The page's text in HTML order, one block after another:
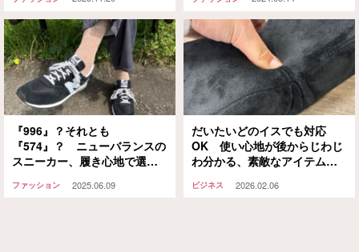
してみた
『996』？それとも
『574』？ ニューバランスの
スニーカー、履き心地で選ぶ
ファッション 2025.06.09
だいたいどのイスでも対応
OK 使い心地が後からじわじ
わ分かる、素敵なアイテムが
ビジネス 2026.02.06